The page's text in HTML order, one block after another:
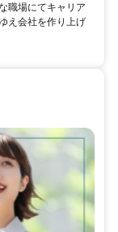
職場にてキャリア
え会社を作り上げ